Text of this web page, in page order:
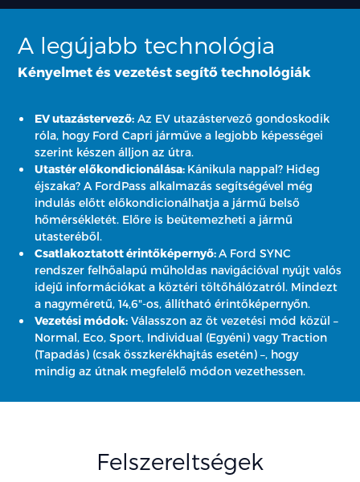
A legújabb technológia
Kényelmet és vezetést segítő technológiák
EV utazástervező: Az EV utazástervező gondoskodik
róla, hogy Ford Capri járműve a legjobb képességei
szerint készen álljon az útra.
Utastér előkondicionálása: Kánikula nappal? Hideg
éjszaka? A FordPass alkalmazás segítségével még
indulás előtt előkondicionálhatja a jármű belső
hőmérsékletét. Előre is beütemezheti a jármű
utasteréből.
Csatlakoztatott érintőképernyő:A Ford SYNC
rendszer felhőalapú műholdas navigációval nyújt valós
idejű információkat a köztéri töltőhálózatról. Mindezt
a nagyméretű, 14,6"-os, állítható érintőképernyőn.
Vezetési módok: Válasszon az öt vezetési mód közül –
Normal, Eco, Sport, Individual (Egyéni) vagy Traction
(Tapadás) (csak összkerékhajtás esetén) –, hogy
mindig az útnak megfelelő módon vezethessen.
Felszereltségek